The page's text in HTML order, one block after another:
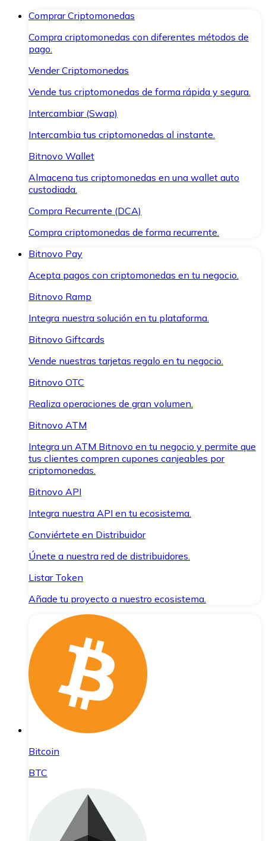
Comprar Criptomonedas
Compra criptomonedas con diferentes métodos de
pago.
Vender Criptomonedas
Vende tus criptomonedas de forma rápida y segura.
Intercambiar (Swap)
Intercambia tus criptomonedas al instante.
Bitnovo Wallet
Almacena tus criptomonedas en una wallet auto
custodiada.
Compra Recurrente (DCA)
Compra criptomonedas de forma recurrente.
Bitnovo Pay
Acepta pagos con criptomonedas en tu negocio.
Bitnovo Ramp
Integra nuestra solución en tu plataforma.
Bitnovo Giftcards
Vende nuestras tarjetas regalo en tu negocio.
Bitnovo OTC
Realiza operaciones de gran volumen.
Bitnovo ATM
Integra un ATM Bitnovo en tu negocio y permite que
tus clientes compren cupones canjeables por
criptomonedas.
Bitnovo API
Integra nuestra API en tu ecosistema.
Conviértete en Distribuidor
Únete a nuestra red de distribuidores.
Listar Token
Añade tu proyecto a nuestro ecosistema.
Bitcoin
BTC